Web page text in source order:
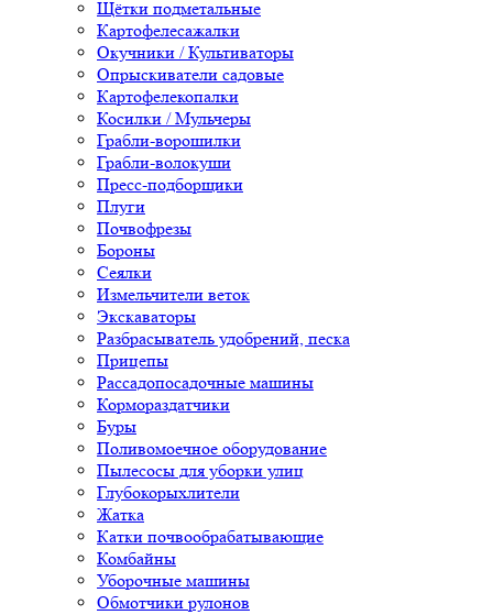
Щётки подметальные
Картофелесажалки
Окучники / Культиваторы
Опрыскиватели садовые
Картофелекопалки
Косилки / Мульчеры
Грабли-ворошилки
Грабли-волокуши
Пресс-подборщики
Плуги
Почвофрезы
Бороны
Сеялки
Измельчители веток
Экскаваторы
Разбрасыватель удобрений, песка
Прицепы
Рассадопосадочные машины
Кормораздатчики
Буры
Поливомоечное оборудование
Пылесосы для уборки улиц
Глубокорыхлители
Жатка
Катки почвообрабатывающие
Комбайны
Уборочные машины
Обмотчики рулонов